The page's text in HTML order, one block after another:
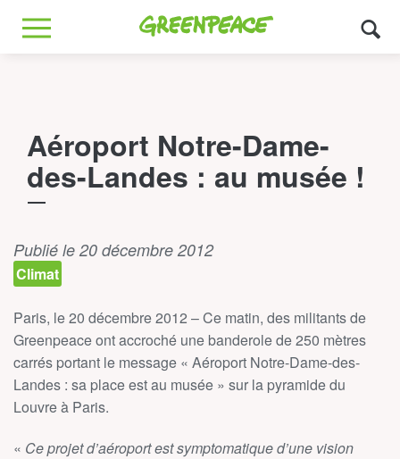
Greenpeace
MENU
Aéroport Notre-Dame-
des-Landes : au musée !
Publié le 20 décembre 2012
Climat
Paris, le 20 décembre 2012 – Ce matin, des militants de
Greenpeace ont accroché une banderole de 250 mètres
carrés portant le message « Aéroport Notre-Dame-des-
Landes : sa place est au musée » sur la pyramide du
Louvre à Paris.
« Ce projet d’aéroport est symptomatique d’une vision